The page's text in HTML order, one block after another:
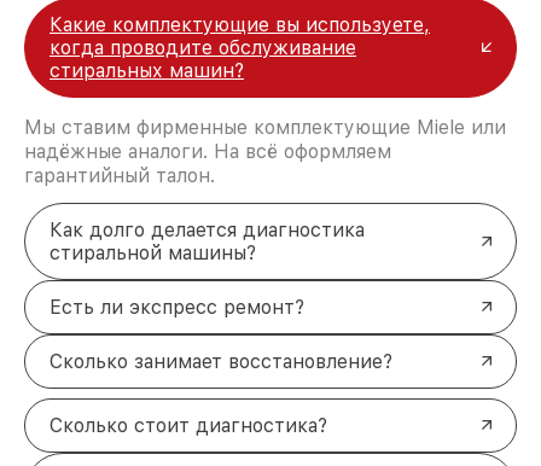
Какие комплектующие вы используете,
когда проводите обслуживание
стиральных машин?
Мы ставим фирменные комплектующие Miele или
надёжные аналоги. На всё оформляем
гарантийный талон.
Как долго делается диагностика
стиральной машины?
Есть ли экспресс ремонт?
Сколько занимает восстановление?
Сколько стоит диагностика?